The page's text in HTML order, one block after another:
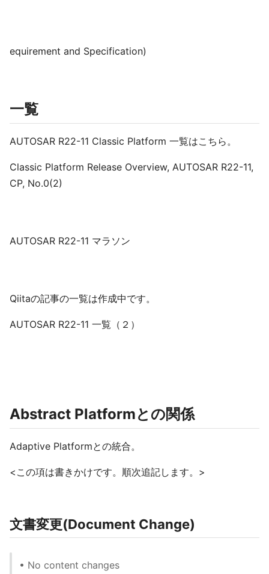
equirement and Specification)
一覧
AUTOSAR R22-11 Classic Platform 一覧はこちら。
Classic Platform Release Overview, AUTOSAR R22-11,
CP, No.0(2)
AUTOSAR R22-11 マラソン
Qiitaの記事の一覧は作成中です。
AUTOSAR R22-11 一覧（２）
Abstract Platformとの関係
Adaptive Platformとの統合。
<この項は書きかけです。順次追記します。>
文書変更(Document Change)
• No content changes